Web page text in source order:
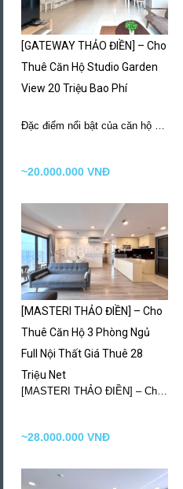
[GATEWAY THẢO ĐIỀN] – Cho
Thuê Căn Hộ Studio Garden
View 20 Triệu Bao Phí
Đặc điểm nổi bật của căn hộ cho thuê…
~20.000.000 VNĐ
[MASTERI THẢO ĐIỀN] – Cho
Thuê Căn Hộ 3 Phòng Ngủ
Full Nội Thất Giá Thuê 28
Triệu Net
[MASTERI THẢO ĐIỀN] – Cho Thuê Căn Hộ 3…
~28.000.000 VNĐ